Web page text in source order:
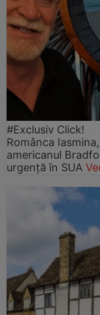
#Exclusiv Click!
Românca
americanul
urgență în SUA